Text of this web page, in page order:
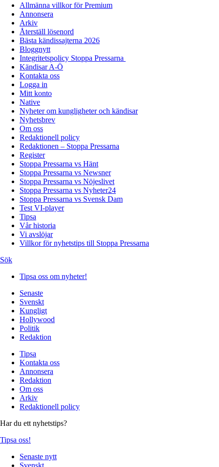
Allmänna villkor för Premium
Annonsera
Arkiv
Återställ lösenord
Bästa kändissajterna 2026
Bloggnytt
Integritetspolicy Stoppa Pressarna
Kändisar A-Ö
Kontakta oss
Logga in
Mitt konto
Native
Nyheter om kungligheter och kändisar
Nyhetsbrev
Om oss
Redaktionell policy
Redaktionen – Stoppa Pressarna
Register
Stoppa Pressarna vs Hänt
Stoppa Pressarna vs Newsner
Stoppa Pressarna vs Nöjeslivet
Stoppa Pressarna vs Nyheter24
Stoppa Pressarna vs Svensk Dam
Test VI-player
Tipsa
Vår historia
Vi avslöjar
Villkor för nyhetstips till Stoppa Pressarna
Sök
Tipsa oss om nyheter!
Senaste
Svenskt
Kungligt
Hollywood
Politik
Redaktion
Tipsa
Kontakta oss
Annonsera
Redaktion
Om oss
Arkiv
Redaktionell policy
Har du ett nyhetstips?
Tipsa oss!
Senaste nytt
Svenskt